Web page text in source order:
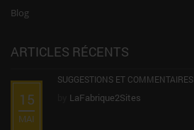
Blog
ARTICLES RÉCENTS
15
MAI
SUGGESTIONS ET COMMENTAIRES
LaFabrique2Sites